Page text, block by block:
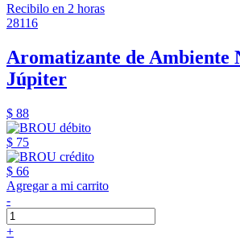
Recibilo en 2 horas
28116
Aromatizante de Ambiente
Júpiter
$ 88
$ 75
$ 66
Agregar a mi carrito
-
+